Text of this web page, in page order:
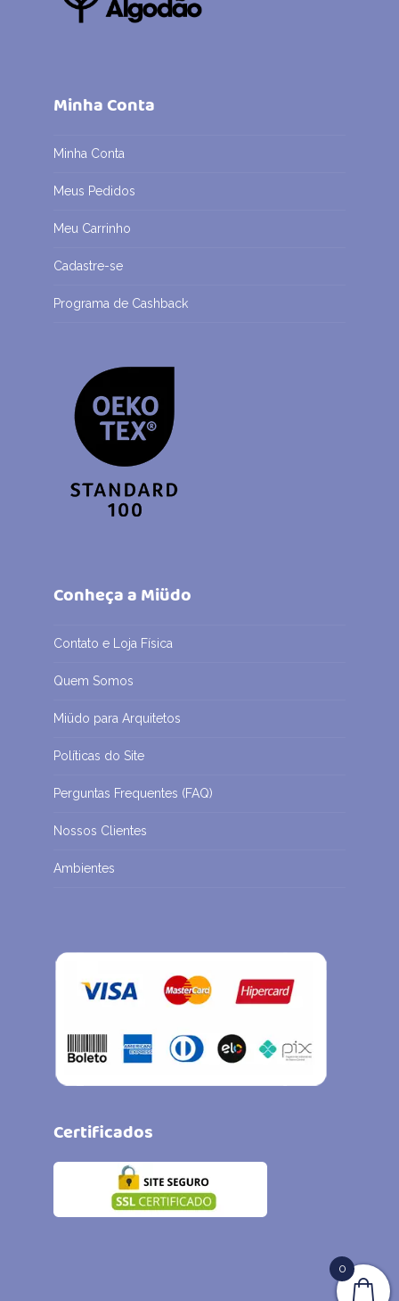
Minha Conta
Minha Conta
Meus Pedidos
Meu Carrinho
Cadastre-se
Programa de Cashback
Conheça a Miüdo
Contato e Loja Física
Quem Somos
Miüdo para Arquitetos
Políticas do Site
Perguntas Frequentes (FAQ)
Nossos Clientes
Ambientes
Certificados
0